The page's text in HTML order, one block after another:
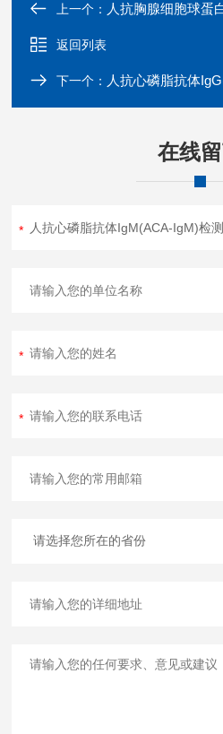
上一个： 人抗胸腺细胞球蛋
返回列表
下一个： 人抗心磷脂抗体
在线